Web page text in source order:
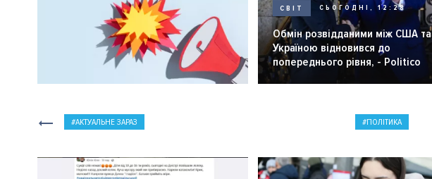
СВІТ СЬОГОДНІ, 12:28
Обмін розвідданими між США та
Україною відновився до
попереднього рівня, - Politico
АКТУАЛЬНЕ ЗАРАЗ ПОЛІТИКА